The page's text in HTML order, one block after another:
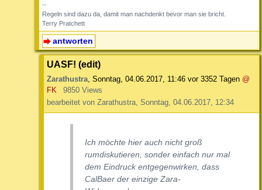
--
Regeln sind dazu da, damit man nachdenkt bevor man sie bricht.
Terry Pratchett
antworten
UASF! (edit)
Zarathustra, Sonntag, 04.06.2017, 11:46 vor 3352 Tagen @
FK
9850 Views
bearbeitet von Zarathustra, Sonntag, 04.06.2017, 12:34
Ich möchte hier auch nicht groß
rumdiskutieren, sonder einfach nur mal
dem Eindruck entgegenwirken, dass
CalBaer der einzige Zara-